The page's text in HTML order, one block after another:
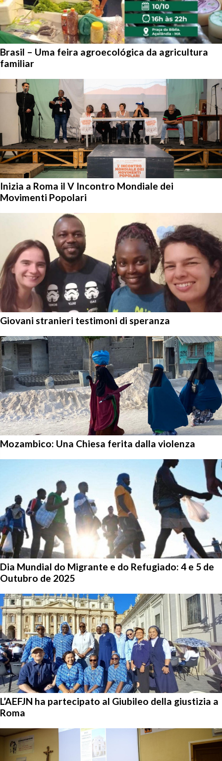
Brasil – Uma feira agroecológica da agricultura
familiar
Inizia a Roma il V Incontro Mondiale dei
Movimenti Popolari
Giovani stranieri testimoni di speranza
Mozambico: Una Chiesa ferita dalla violenza
Dia Mundial do Migrante e do Refugiado: 4 e 5 de
Outubro de 2025
L’AEFJN ha partecipato al Giubileo della giustizia a
Roma